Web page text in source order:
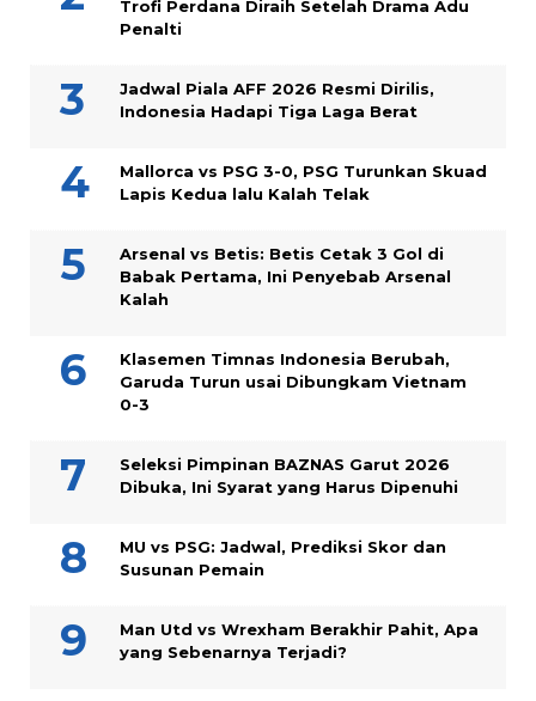
Trofi Perdana Diraih Setelah Drama Adu
Penalti
Jadwal Piala AFF 2026 Resmi Dirilis,
Indonesia Hadapi Tiga Laga Berat
Mallorca vs PSG 3-0, PSG Turunkan Skuad
Lapis Kedua lalu Kalah Telak
Arsenal vs Betis: Betis Cetak 3 Gol di
Babak Pertama, Ini Penyebab Arsenal
Kalah
Klasemen Timnas Indonesia Berubah,
Garuda Turun usai Dibungkam Vietnam
0-3
Seleksi Pimpinan BAZNAS Garut 2026
Dibuka, Ini Syarat yang Harus Dipenuhi
MU vs PSG: Jadwal, Prediksi Skor dan
Susunan Pemain
Man Utd vs Wrexham Berakhir Pahit, Apa
yang Sebenarnya Terjadi?